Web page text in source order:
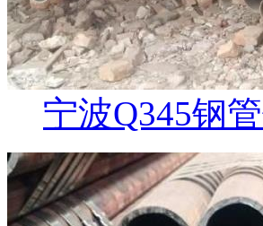
宁波Q345钢